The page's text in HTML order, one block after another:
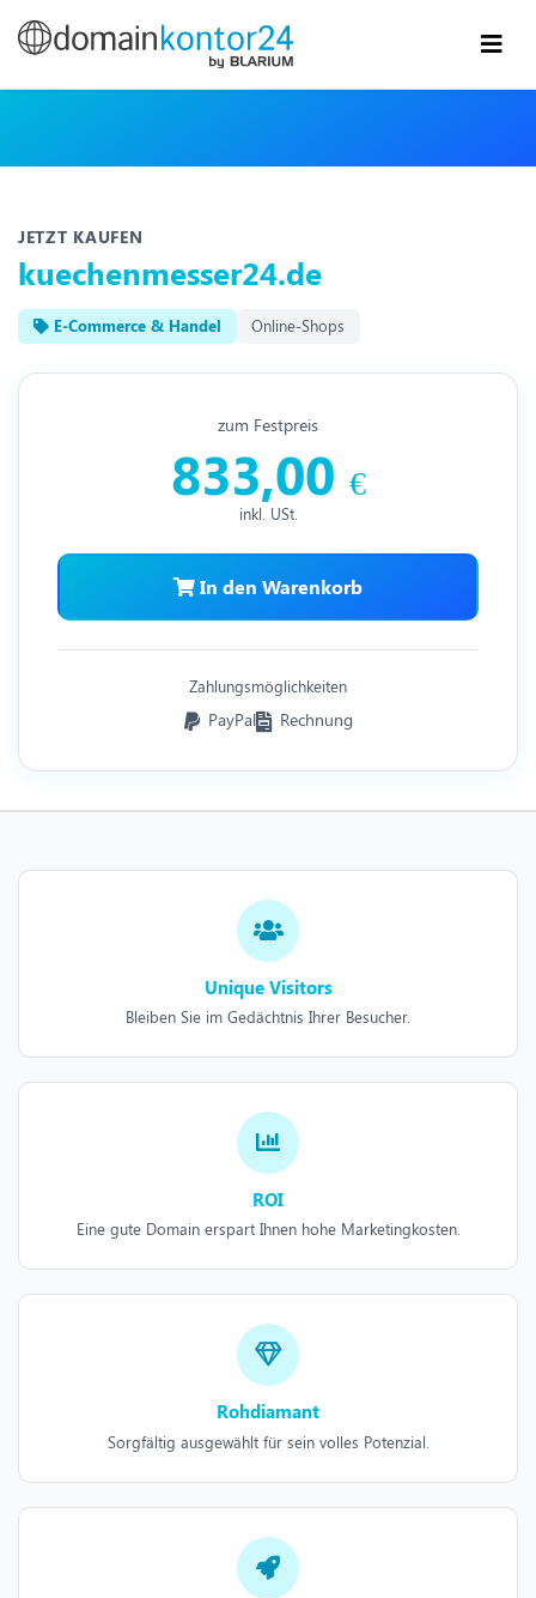
JETZT KAUFEN
kuechenmesser24.de
E-Commerce & Handel Online-Shops
zum Festpreis
833,00 €
inkl. USt.
In den Warenkorb
Zahlungsmöglichkeiten
PayPal Rechnung
Unique Visitors
Bleiben Sie im Gedächtnis Ihrer Besucher.
ROI
Eine gute Domain erspart Ihnen hohe Marketingkosten.
Rohdiamant
Sorgfältig ausgewählt für sein volles Potenzial.